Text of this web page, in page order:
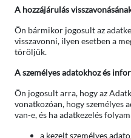
A hozzájárulás
Ön bármikor jogosult az
visszavonni, ilyen esetben a
töröljük.
A személyes adatokhoz és
Ön jogosult arra, hogy az
vonatkozóan, hogy személyes
van-e, és ha adatkezelés
a kezelt személyes